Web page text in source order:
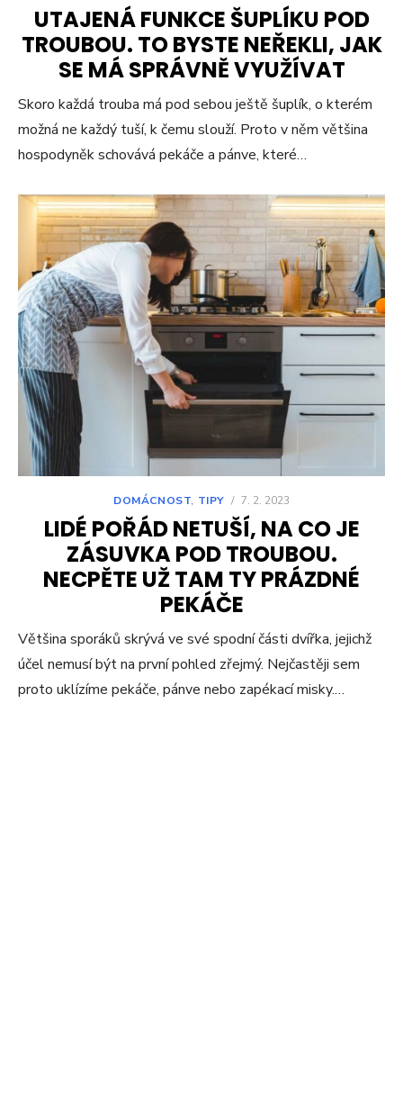
UTAJENÁ FUNKCE ŠUPLÍKU POD
TROUBOU. TO BYSTE NEŘEKLI, JAK
SE MÁ SPRÁVNĚ VYUŽÍVAT
Skoro každá trouba má pod sebou ještě šuplík, o kterém
možná ne každý tuší, k čemu slouží. Proto v něm většina
hospodyněk schovává pekáče a pánve, které…
DOMÁCNOST, TIPY / 7. 2. 2023
LIDÉ POŘÁD NETUŠÍ, NA CO JE
ZÁSUVKA POD TROUBOU.
NECPĚTE UŽ TAM TY PRÁZDNÉ
PEKÁČE
Většina sporáků skrývá ve své spodní části dvířka, jejichž
účel nemusí být na první pohled zřejmý. Nejčastěji sem
proto uklízíme pekáče, pánve nebo zapékací misky.…